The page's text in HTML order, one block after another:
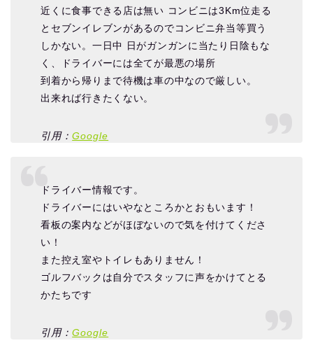
近くに食事できる店は無い コンビニは3Km位走る
とセブンイレブンがあるのでコンビニ弁当等買う
しかない。一日中 日がガンガンに当たり日陰もな
く、ドライバーには全てが最悪の場所
到着から帰りまで待機は車の中なので厳しい。
出来れば行きたくない。
引用：Google
ドライバー情報です。
ドライバーにはいやなところかとおもいます！
看板の案内などがほぼないので気を付けてくださ
い！
また控え室やトイレもありません！
ゴルフバックは自分でスタッフに声をかけてとる
かたちです
引用：Google